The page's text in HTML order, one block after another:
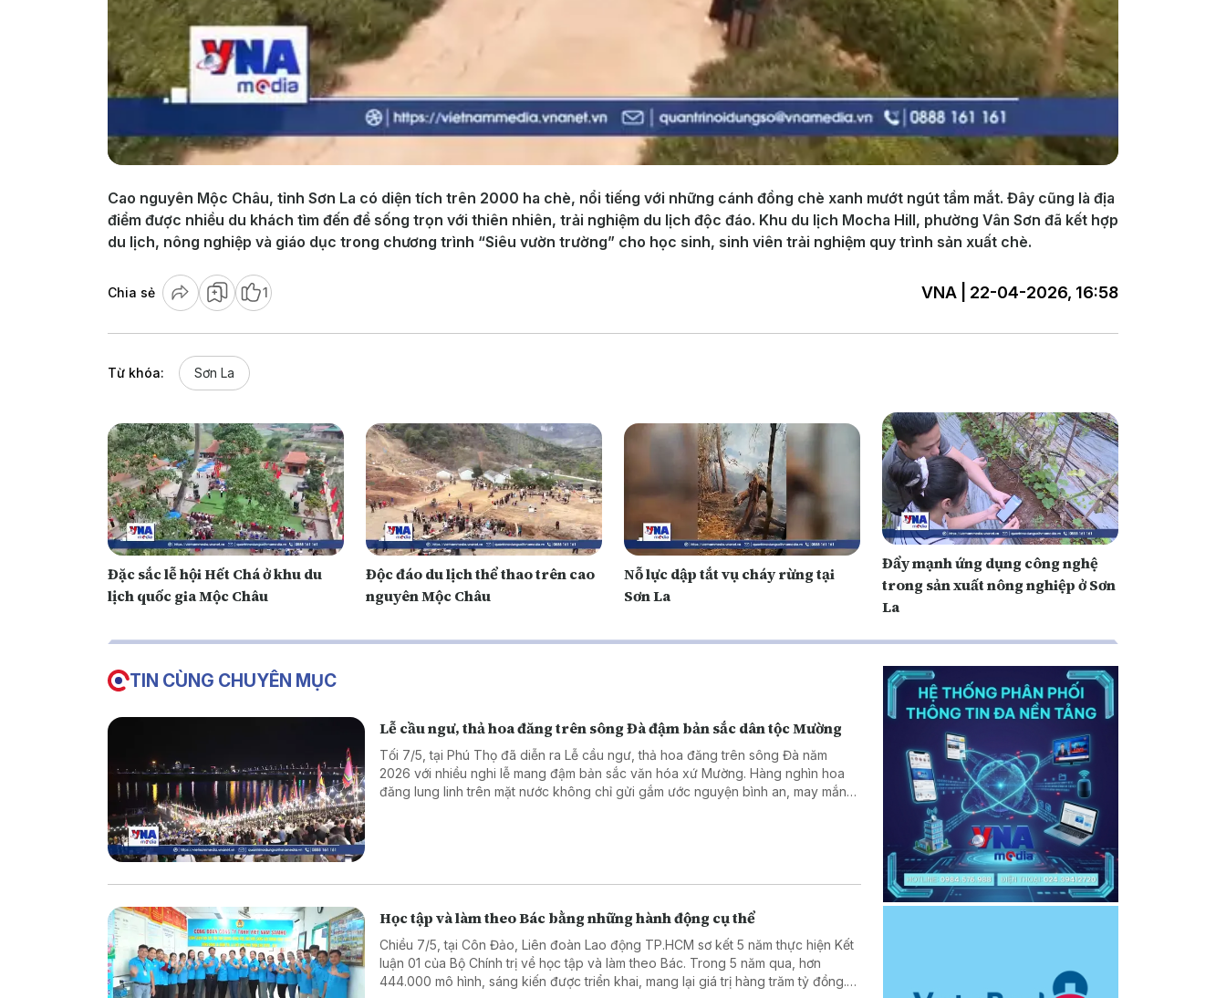
Cao nguyên Mộc Châu, tỉnh Sơn La có diện tích trên 2000 ha chè, nổi tiếng với những cánh đồng chè xanh mướt ngút tầm mắt. Đây cũng là địa
điểm được nhiều du khách tìm đến để sống trọn với thiên nhiên, trải nghiệm du lịch độc đáo. Khu du lịch Mocha Hill, phường Vân Sơn đã kết hợp
du lịch, nông nghiệp và giáo dục trong chương trình “Siêu vườn trường” cho học sinh, sinh viên trải nghiệm quy trình sản xuất chè.
Chia sẻ 1 VNA | 22-04-2026, 16:58
Từ khóa: Sơn La
Đặc sắc lễ hội Hết Chá ở khu du
lịch quốc gia Mộc Châu
Độc đáo du lịch thể thao trên cao
nguyên Mộc Châu
Nỗ lực dập tắt vụ cháy rừng tại
Sơn La
Đẩy mạnh ứng dụng công nghệ
trong sản xuất nông nghiệp ở Sơn
La
TIN CÙNG CHUYÊN MỤC
Lễ cầu ngư, thả hoa đăng trên sông Đà đậm bản sắc dân tộc Mường
Tối 7/5, tại Phú Thọ đã diễn ra Lễ cầu ngư, thả hoa đăng trên sông Đà năm
2026 với nhiều nghi lễ mang đậm bản sắc văn hóa xứ Mường. Hàng nghìn hoa
đăng lung linh trên mặt nước không chỉ gửi gắm ước nguyện bình an, may mắn
Học tập và làm theo Bác bằng những hành động cụ thể
Chiều 7/5, tại Côn Đảo, Liên đoàn Lao động TP.HCM sơ kết 5 năm thực hiện Kết
luận 01 của Bộ Chính trị về học tập và làm theo Bác. Trong 5 năm qua, hơn
444.000 mô hình, sáng kiến được triển khai, mang lại giá trị hàng trăm tỷ đồng.